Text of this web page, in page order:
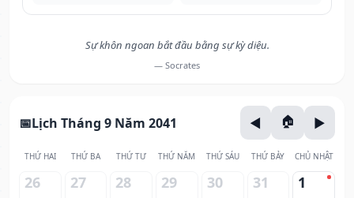
Sự khôn ngoan bắt đầu bằng sự kỳ diệu.
— Socrates
Lịch Tháng 9 Năm 2041
THỨ HAI THỨ BA THỨ TƯ THỨ NĂM THỨ SÁU THỨ BẢY CHỦ NHẬT
26 27 28 29 30 31 1